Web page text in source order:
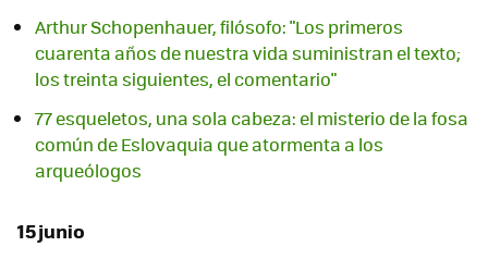
Arthur Schopenhauer, filósofo: "Los primeros
cuarenta años de nuestra vida suministran el texto;
los treinta siguientes, el comentario"
77 esqueletos, una sola cabeza: el misterio de la fosa
común de Eslovaquia que atormenta a los
arqueólogos
15 junio